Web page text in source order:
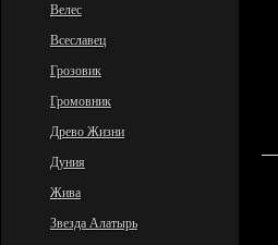
Велес
Всеславец
Грозовик
Громовник
Древо Жизни
Дуния
Жива
Звезда Алатырь